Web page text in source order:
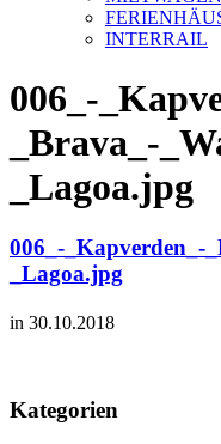
INTERRAIL
006_-
_Brava_-
_Lagoa.jpg
006_-_Kapverden_-
_Lagoa.jpg
in 30.10.2018
Kategorien